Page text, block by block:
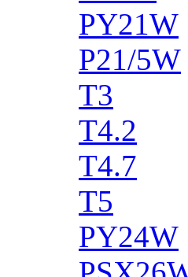
PY21W
P21/5W
T3
T4.2
T4.7
T5
PY24W